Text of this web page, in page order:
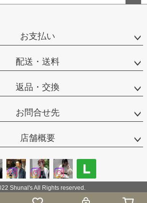
お支払い
配送・送料
返品・交換
お問合せ先
店舗概要
Shunal's All Rights reserved.